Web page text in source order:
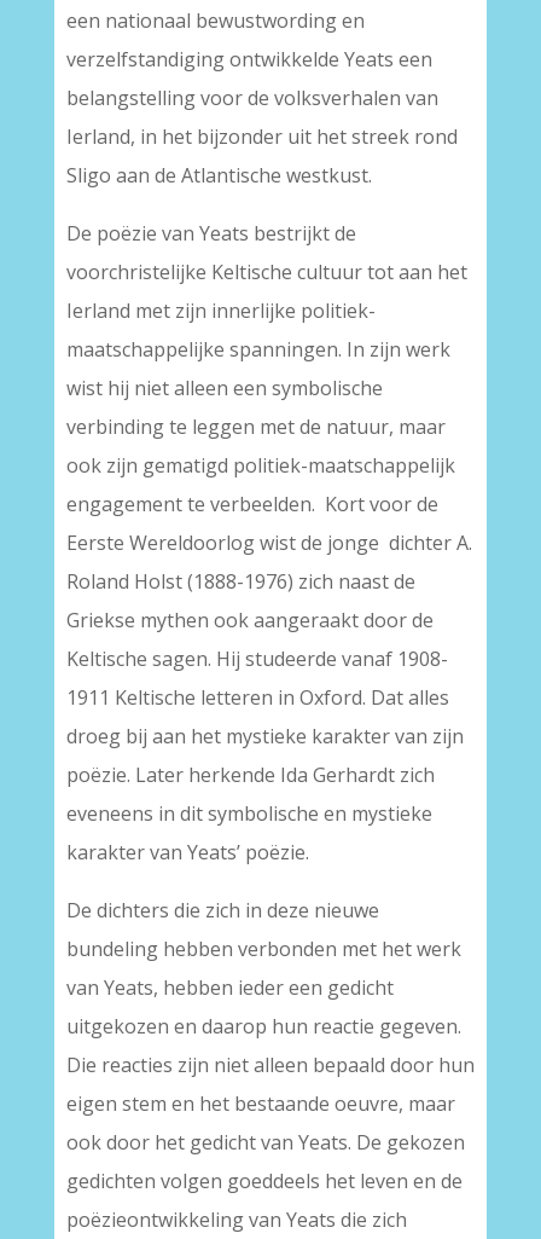
een nationaal bewustwording en
verzelfstandiging ontwikkelde Yeats een
belangstelling voor de volksverhalen van
Ierland, in het bijzonder uit het streek rond
Sligo aan de Atlantische westkust.
De poëzie van Yeats bestrijkt de
voorchristelijke Keltische cultuur tot aan het
Ierland met zijn innerlijke politiek-
maatschappelijke spanningen. In zijn werk
wist hij niet alleen een symbolische
verbinding te leggen met de natuur, maar
ook zijn gematigd politiek-maatschappelijk
engagement te verbeelden. Kort voor de
Eerste Wereldoorlog wist de jonge dichter A.
Roland Holst (1888-1976) zich naast de
Griekse mythen ook aangeraakt door de
Keltische sagen. Hij studeerde vanaf 1908-
1911 Keltische letteren in Oxford. Dat alles
droeg bij aan het mystieke karakter van zijn
poëzie. Later herkende Ida Gerhardt zich
eveneens in dit symbolische en mystieke
karakter van Yeats’ poëzie.
De dichters die zich in deze nieuwe
bundeling hebben verbonden met het werk
van Yeats, hebben ieder een gedicht
uitgekozen en daarop hun reactie gegeven.
Die reacties zijn niet alleen bepaald door hun
eigen stem en het bestaande oeuvre, maar
ook door het gedicht van Yeats. De gekozen
gedichten volgen goeddeels het leven en de
poëzieontwikkeling van Yeats die zich